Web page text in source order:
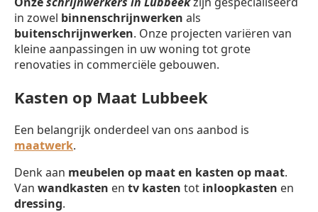
in zowel binnenschrijnwerken als
buitenschrijnwerken. Onze projecten variëren van
kleine aanpassingen in uw woning tot grote
renovaties in commerciële gebouwen.
Kasten op Maat Lubbeek
Een belangrijk onderdeel van ons aanbod is
maatwerk.
Denk aan meubelen op maat en kasten op maat.
Van wandkasten en tv kasten tot inloopkasten en
dressing.